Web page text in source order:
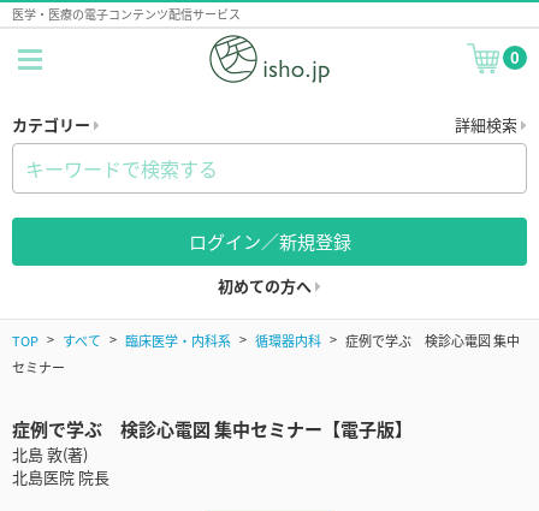
医学・医療の電子コンテンツ配信サービス
0
カテゴリー 詳細検索
ログイン／新規登録
初めての方へ
TOP すべて 臨床医学・内科系 循環器内科
症例で学ぶ 検診心電図 集中
セミナー
症例で学ぶ 検診心電図 集中セミナー【電子版】
北島 敦(著)
北島医院 院長